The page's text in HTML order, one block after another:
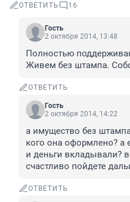
ОТВЕТИТЬ 16
Гость
2 октября 2014, 13:48
Полностью
Живем без штампа.
ОТВЕТИТЬ
Гость
2 октября 2014, 14:22
а имущество без
кого она оформлено? а
и деньги вкладывали?
счастливо пойдете
ОТВЕТИТЬ